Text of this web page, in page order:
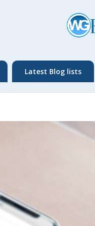
Latest Blog lists